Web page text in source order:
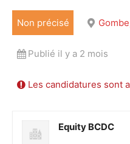
Non précisé
Publié il y a 2 mois
Les candidatures sont
Equity BCDC